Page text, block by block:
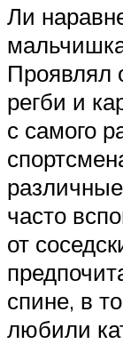
Ли
Проявлял
регби и
с самого
часто
от
спине, в
любили